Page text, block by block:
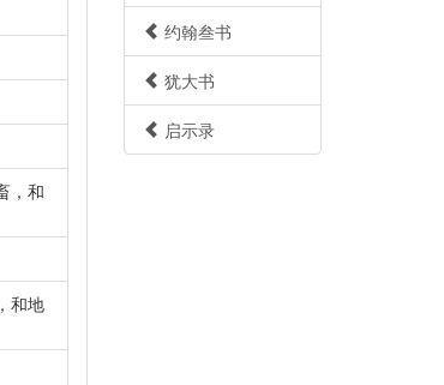
，和
和地
约翰叁书
犹大书
启示录